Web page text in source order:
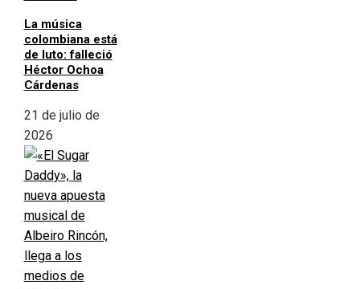
La música
colombiana está
de luto: falleció
Héctor Ochoa
Cárdenas
21 de julio de
2026